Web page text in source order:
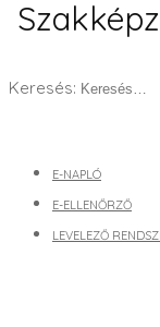
Keresés:
E-NAPLÓ
E-ELLENŐRZŐ
LEVELEZŐ